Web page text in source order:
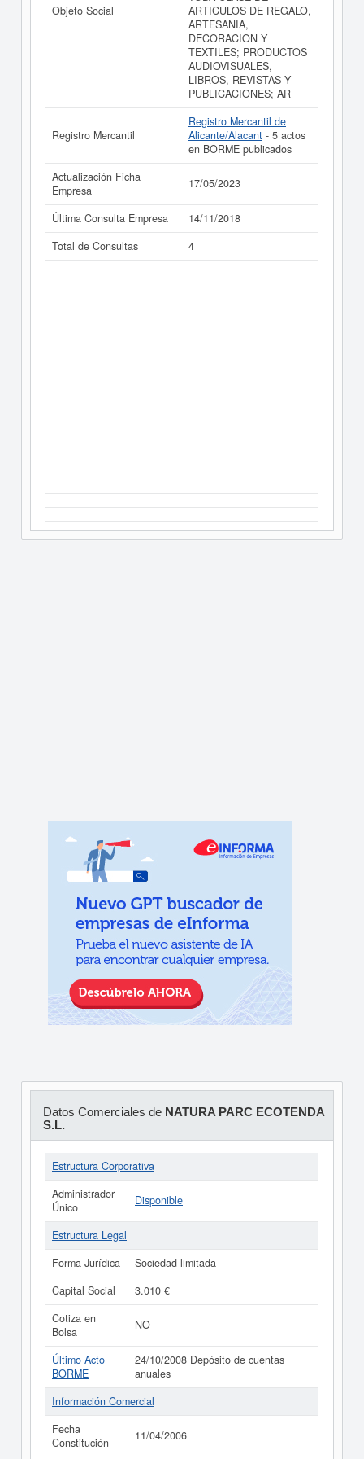
Objeto Social
ARTICULOS DE REGALO,
ARTESANIA,
DECORACION Y
TEXTILES; PRODUCTOS
AUDIOVISUALES,
LIBROS, REVISTAS Y
PUBLICACIONES; AR
Registro Mercantil
Registro Mercantil de
Alicante/Alacant - 5 actos
en BORME publicados
Actualización Ficha
Empresa
17/05/2023
Última Consulta Empresa
14/11/2018
Total de Consultas
4
Datos Comerciales de NATURA PARC ECOTENDA
S.L.
Estructura Corporativa
Administrador
Único
Disponible
Estructura Legal
Forma Jurídica
Sociedad limitada
Capital Social
3.010 €
Cotiza en
Bolsa
NO
Último Acto
BORME
24/10/2008 Depósito de cuentas
anuales
Información Comercial
Fecha
Constitución
11/04/2006